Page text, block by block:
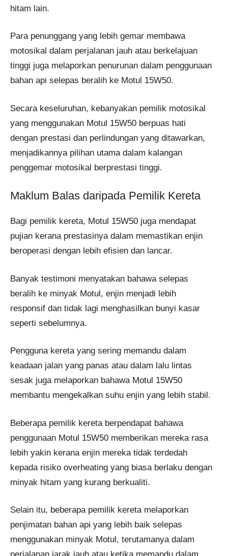
hitam lain.
Para penunggang yang lebih gemar membawa
motosikal dalam perjalanan jauh atau berkelajuan
tinggi juga melaporkan penurunan dalam penggunaan
bahan api selepas beralih ke Motul 15W50.
Secara keseluruhan, kebanyakan pemilik motosikal
yang menggunakan Motul 15W50 berpuas hati
dengan prestasi dan perlindungan yang ditawarkan,
menjadikannya pilihan utama dalam kalangan
penggemar motosikal berprestasi tinggi.
Maklum Balas daripada Pemilik Kereta
Bagi pemilik kereta, Motul 15W50 juga mendapat
pujian kerana prestasinya dalam memastikan enjin
beroperasi dengan lebih efisien dan lancar.
Banyak testimoni menyatakan bahawa selepas
beralih ke minyak Motul, enjin menjadi lebih
responsif dan tidak lagi menghasilkan bunyi kasar
seperti sebelumnya.
Pengguna kereta yang sering memandu dalam
keadaan jalan yang panas atau dalam lalu lintas
sesak juga melaporkan bahawa Motul 15W50
membantu mengekalkan suhu enjin yang lebih stabil.
Beberapa pemilik kereta berpendapat bahawa
penggunaan Motul 15W50 memberikan mereka rasa
lebih yakin kerana enjin mereka tidak terdedah
kepada risiko overheating yang biasa berlaku dengan
minyak hitam yang kurang berkualiti.
Selain itu, beberapa pemilik kereta melaporkan
penjimatan bahan api yang lebih baik selepas
menggunakan minyak Motul, terutamanya dalam